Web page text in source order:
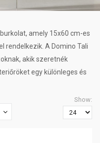
amely 15x60 cm-es
A Domino Tali
akik szeretnék
egy különleges és
Show: